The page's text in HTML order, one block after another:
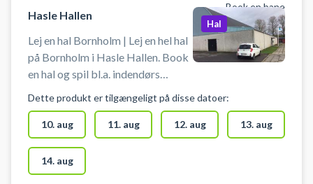
Book en bane
Hasle Hallen
Lej en hal Bornholm | Lej en hel hal
på Bornholm i Hasle Hallen. Book
en hal og spil bl.a. indendørs
Bornholm. Gratis parkering ved
Hasle Hallen, så det er nemt at
komme til, hvis du lejer hele hallen
og er i bil på Bornholm. Medbring
selv udstyr fx indendørs fodbold
Hal
Dette produkt er tilgængeligt på disse datoer:
10. aug 11. aug 12. aug 13. aug
14. aug